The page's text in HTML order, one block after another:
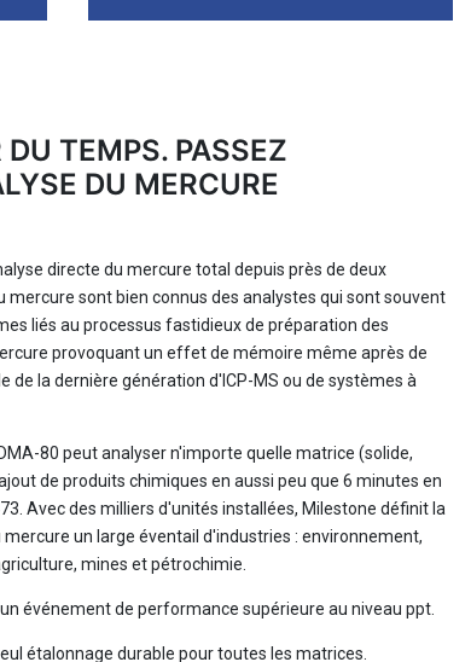
TEMPS. PASSEZ
DU MERCURE
directe du mercure total depuis près de deux
mercure sont bien connus des analystes qui sont souvent
liés au processus fastidieux de préparation des
provoquant un effet de mémoire même après de
de la dernière génération d'ICP-MS ou de systèmes à
80 peut analyser n'importe quelle matrice (solide,
de produits chimiques en aussi peu que 6 minutes en
Avec des milliers d'unités installées, Milestone définit la
un large éventail d'industries : environnement,
mines et pétrochimie.
événement de performance supérieure au niveau ppt.
étalonnage durable pour toutes les matrices.